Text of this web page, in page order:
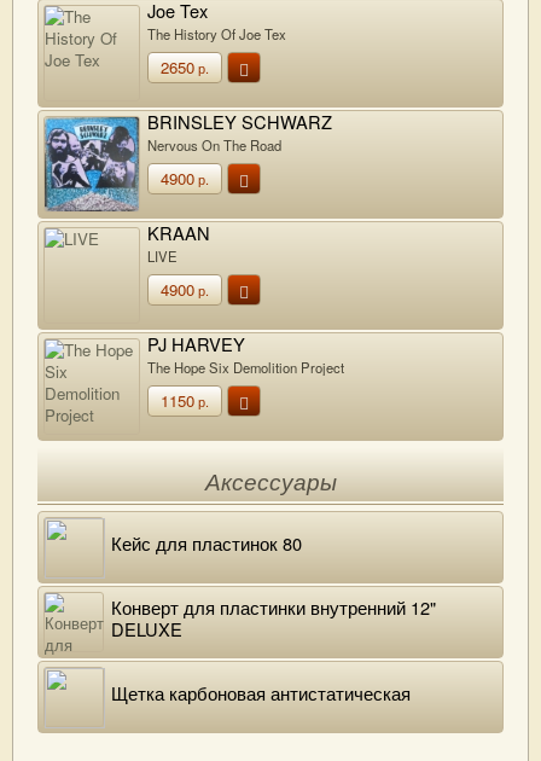
Joe Tex
The History Of Joe Tex
2650р.
BRINSLEY SCHWARZ
Nervous On The Road
4900р.
KRAAN
LIVE
4900р.
PJ HARVEY
The Hope Six Demolition Project
1150р.
Аксессуары
Кейс для пластинок 80
Конверт для пластинки внутренний 12"
DELUXE
Щетка карбоновая антистатическая